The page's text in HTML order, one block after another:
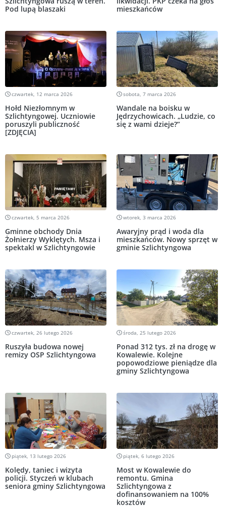
Pod lupą blaszaki
mieszkańców
czwartek, 12 marca 2026
Hołd Niezłomnym w
Szlichtyngowej. Uczniowie
poruszyli publiczność
[ZDJĘCIA]
sobota, 7 marca 2026
Wandale na boisku w
Jędrzychowicach. „Ludzie, co
się z wami dzieje?”
czwartek, 5 marca 2026
Gminne obchody Dnia
Żołnierzy Wyklętych. Msza i
spektakl w Szlichtyngowie
wtorek, 3 marca 2026
Awaryjny prąd i woda dla
mieszkańców. Nowy sprzęt w
gminie Szlichtyngowa
czwartek, 26 lutego 2026
Ruszyła budowa nowej
remizy OSP Szlichtyngowa
środa, 25 lutego 2026
Ponad 312 tys. zł na drogę w
Kowalewie. Kolejne
popowodziowe pieniądze dla
gminy Szlichtyngowa
piątek, 13 lutego 2026
Kolędy, taniec i wizyta
policji. Styczeń w klubach
seniora gminy Szlichtyngowa
piątek, 6 lutego 2026
Most w Kowalewie do
remontu. Gmina
Szlichtyngowa z
dofinansowaniem na 100%
kosztów